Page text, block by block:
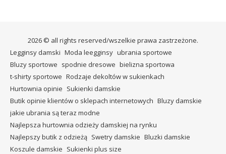
2026 © all rights reserved/wszelkie prawa zastrzeżone.
Legginsy damski Moda leegginsy ubrania sportowe
Bluzy sportowe spodnie dresowe bielizna sportowa
t-shirty sportowe Rodzaje dekoltów w sukienkach
Hurtownia opinie Sukienki damskie
Butik opinie klientów o sklepach internetowych Bluzy damskie
jakie ubrania są teraz modne
Najlepsza hurtownia odzieży damskiej na rynku
Najlepszy butik z odzieżą Swetry damskie Bluzki damskie
Koszule damskie Sukienki plus size